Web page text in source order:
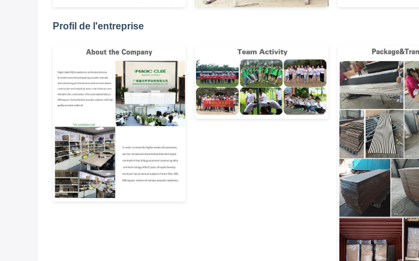
Profil de l'entreprise